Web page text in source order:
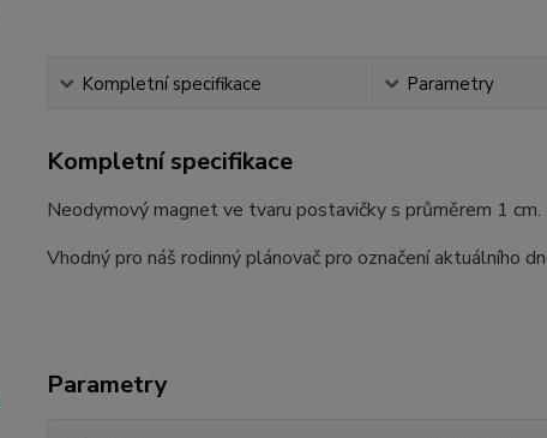
Kompletní specifikace Parametry
Kompletní specifikace
Neodymový magnet ve tvaru postavičky s průměrem 1 cm.
Vhodný pro náš rodinný plánovač pro označení aktuálního
Parametry